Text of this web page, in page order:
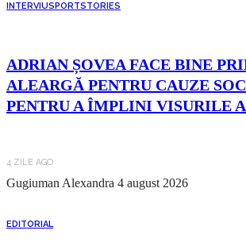
INTERVIUSPORTSTORIES
ADRIAN ȘOVEA FACE BINE
ALEARGĂ PENTRU CAUZE
PENTRU A ÎMPLINI VISURILE
4 ZILE AGO
Gugiuman Alexandra 4 august 2026
EDITORIAL